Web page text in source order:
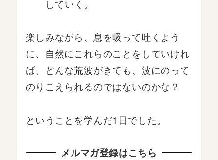
していく。
楽しみながら、息を吸って吐くよう
に、自然にこれらのことをしていけれ
ば、どんな荒波がきても、波にのって
のりこえられるのではないのかな？
ということを学んだ1日でした。
メルマガ登録はこちら